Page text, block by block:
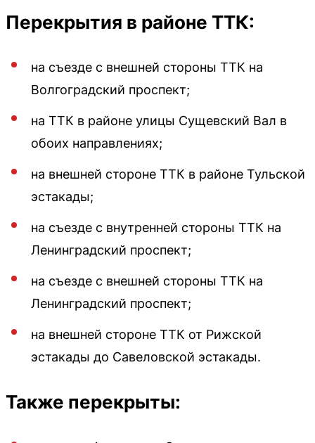
Перекрытия в районе ТТК:
на съезде с внешней стороны ТТК на
Волгоградский проспект;
на ТТК в районе улицы Сущевский Вал в
обоих направлениях;
на внешней стороне ТТК в районе Тульской
эстакады;
на съезде с внутренней стороны ТТК на
Ленинградский проспект;
на съезде с внешней стороны ТТК на
Ленинградский проспект;
на внешней стороне ТТК от Рижской
эстакады до Савеловской эстакады.
Также перекрыты: